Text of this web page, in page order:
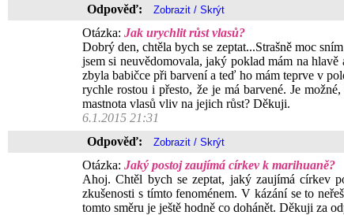
Odpověď:
Otázka: Jak urychlit růst vlasů?
Dobrý den, chtěla bych se zeptat...Strašně moc
jsem si neuvědomovala, jaký poklad mám na
zbyla babičce při barvení a teď ho mám teprve v
rychle rostou i přesto, že je má barvené. Je
mastnota vlasů vliv na jejich růst? Děkuji.
6.1.2015 21:31
Odpověď:
Otázka: Jaký postoj zaujímá církev k marihuaně?
Ahoj. Chtěl bych se zeptat, jaký zaujímá církev
zkušenosti s tímto fenoménem. V kázání se to
tomto směru je ještě hodně co dohánět. Děkuji za